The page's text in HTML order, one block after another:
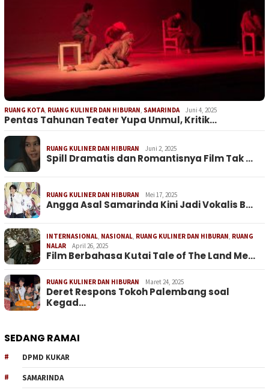
RUANG KOTA, RUANG KULINER DAN HIBURAN, SAMARINDA Juni 4, 2025
Pentas Tahunan Teater Yupa Unmul, Kritik…
RUANG KULINER DAN HIBURAN Juni 2, 2025
Spill Dramatis dan Romantisnya Film Tak …
RUANG KULINER DAN HIBURAN Mei 17, 2025
Angga Asal Samarinda Kini Jadi Vokalis B…
INTERNASIONAL, NASIONAL, RUANG KULINER DAN HIBURAN, RUANG
NALAR
April 26, 2025
Film Berbahasa Kutai Tale of The Land Me…
RUANG KULINER DAN HIBURAN Maret 24, 2025
Deret Respons Tokoh Palembang soal
Kegad…
SEDANG RAMAI
DPMD KUKAR
SAMARINDA